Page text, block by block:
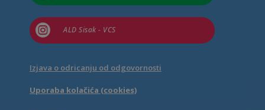
 ALD Sisak - VCS
Izjava o odricanju od odgovornosti
Uporaba kolačića (cookies)